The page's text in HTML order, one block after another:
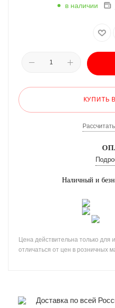
в наличии
КУПИТЬ
Наличный и
Цена действительна только для
отличаться от цен в розничных
Доставка по всей